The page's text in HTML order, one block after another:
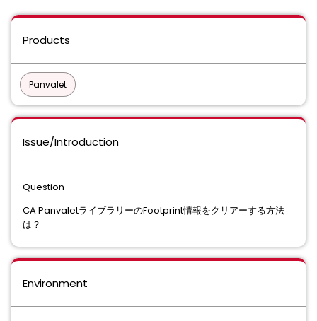
Products
Panvalet
Issue/Introduction
Question
CA PanvaletライブラリーのFootprint情報をクリアーする方法
は？
Environment